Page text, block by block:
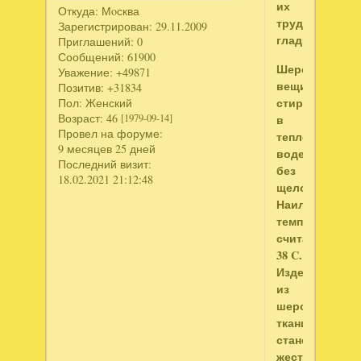
Откуда: Мoсква
Зарегистрирован: 29.11.2009
Приглашений: 0
Сообщений: 61900
Уважение: +49871
Позитив: +31834
Пол: Женский
Возраст: 46 [1979-09-14]
Провел на форуме:
9 месяцев 25 дней
Последний визит:
18.02.2021 21:12:48
их
трудно
гладить.
Шерстяные
вещи
стирают
в
теплой
воде
без
щелочей.
Наилучшей
температурой
считают
38 C.
Изделия
из
шерстяной
ткани
становятся
жестче